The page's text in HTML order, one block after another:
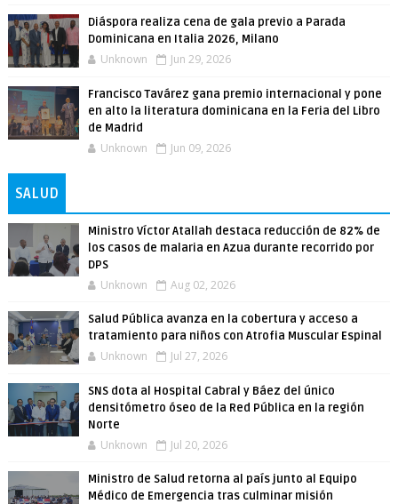
Diáspora realiza cena de gala previo a Parada
Dominicana en Italia 2026, Milano
Unknown Jun 29, 2026
Francisco Tavárez gana premio internacional y pone
en alto la literatura dominicana en la Feria del Libro
de Madrid
Unknown Jun 09, 2026
SALUD
Ministro Víctor Atallah destaca reducción de 82% de
los casos de malaria en Azua durante recorrido por
DPS
Unknown Aug 02, 2026
Salud Pública avanza en la cobertura y acceso a
tratamiento para niños con Atrofia Muscular Espinal
Unknown Jul 27, 2026
SNS dota al Hospital Cabral y Báez del único
densitómetro óseo de la Red Pública en la región
Norte
Unknown Jul 20, 2026
Ministro de Salud retorna al país junto al Equipo
Médico de Emergencia tras culminar misión